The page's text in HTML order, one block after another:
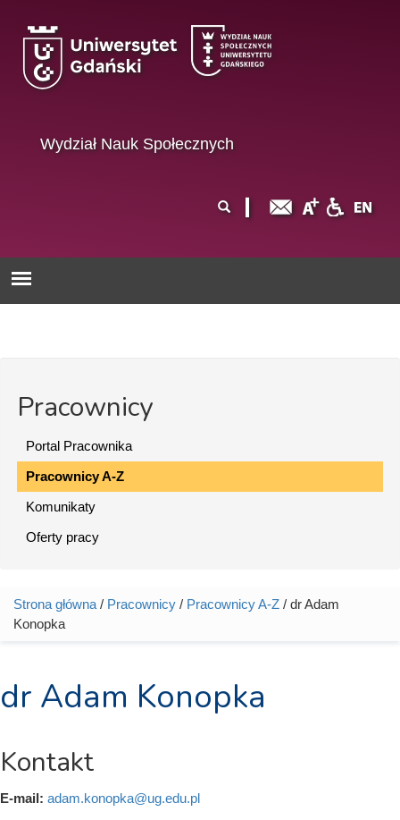
Wydział Nauk Społecznych
wyszukiwania
Pracownicy
Portal Pracownika
Pracownicy A-Z
Komunikaty
Oferty pracy
Jesteś tutaj
Strona główna / Pracownicy / Pracownicy A-Z / dr Adam
Konopka
dr Adam Konopka
Kontakt
E-mail: adam.konopka@ug.edu.pl